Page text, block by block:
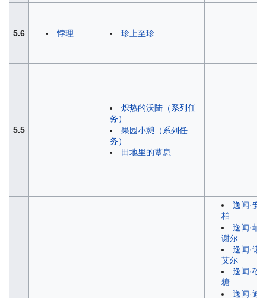
5.6 悖理 珍上至珍
5.5
炽热的沃陆（系列任
务）
果园小憩（系列任
务）
田地里的蕈息
逸闻·安
柏
逸闻·菲
谢尔
逸闻·诺
艾尔
逸闻·砂
糖
逸闻·迪